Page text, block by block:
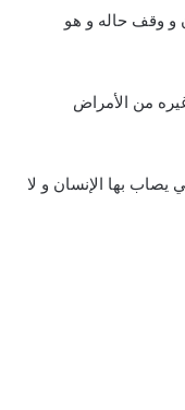
و وقف حاله و هو
من الأمراض
بها الإنسان و لا